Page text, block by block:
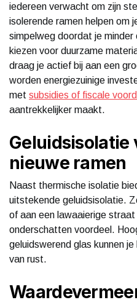
iedereen verwacht om zijn
isolerende ramen helpen om
simpelweg doordat je
kiezen voor duurzame
draag je actief bij aan een
worden energiezuinige
met subsidies of fiscale
aantrekkelijker maakt.
Geluidsisolatie
nieuwe ramen
Naast thermische isolatie
uitstekende geluidsisolatie.
of aan een lawaaierige
onderschatten voordeel.
geluidswerend glas kunnen
van rust.